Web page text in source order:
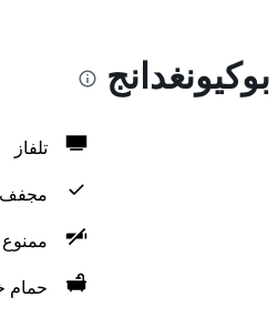
تلفاز
مجفف
ممنوع
حمام